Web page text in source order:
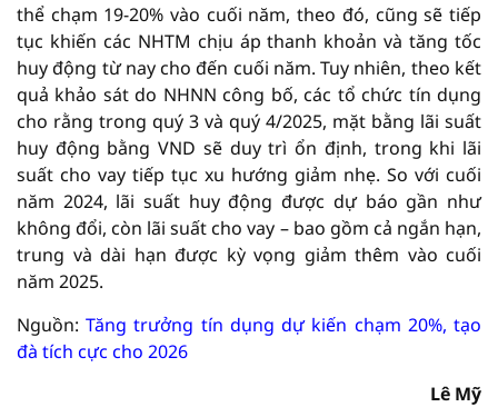
thể chạm 19-20% vào cuối năm, theo đó, cũng sẽ tiếp
tục khiến các NHTM chịu áp thanh khoản và tăng tốc
huy động từ nay cho đến cuối năm. Tuy nhiên, theo kết
quả khảo sát do NHNN công bố, các tổ chức tín dụng
cho rằng trong quý 3 và quý 4/2025, mặt bằng lãi suất
huy động bằng VND sẽ duy trì ổn định, trong khi lãi
suất cho vay tiếp tục xu hướng giảm nhẹ. So với cuối
năm 2024, lãi suất huy động được dự báo gần như
không đổi, còn lãi suất cho vay – bao gồm cả ngắn hạn,
trung và dài hạn được kỳ vọng giảm thêm vào cuối
năm 2025.
Nguồn:Tăng trưởng tín dụng dự kiến chạm 20%, tạo
đà tích cực cho 2026
Lê Mỹ